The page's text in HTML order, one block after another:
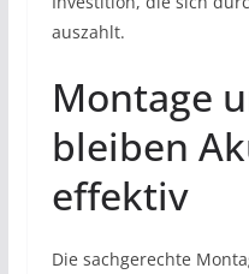
auszahlt.
Montage
bleiben
effektiv
Die sachgerechte